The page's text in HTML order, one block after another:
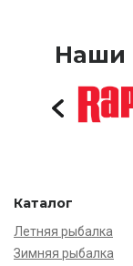
Наши
Каталог
Летняя рыбалка
Зимняя рыбалка